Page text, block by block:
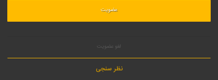
لغو عضویت
نظر سنجی